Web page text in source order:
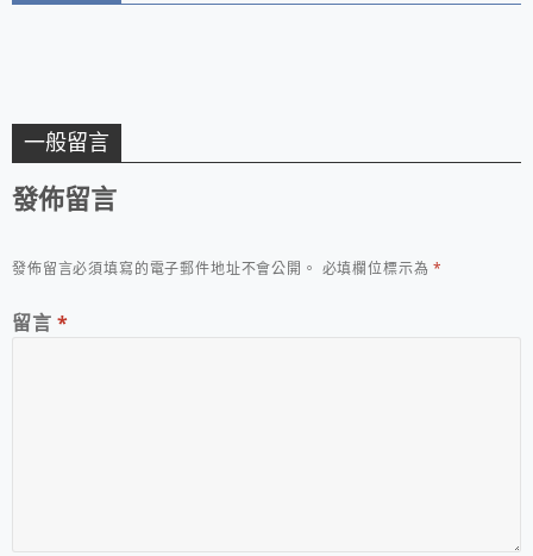
一般留言
發佈留言
發佈留言必須填寫的電子郵件地址不會公開。 必填欄位標示為*
留言 *